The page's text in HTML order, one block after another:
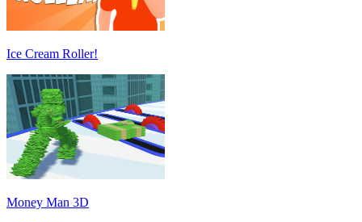
Ice Cream Roller!
Money Man 3D